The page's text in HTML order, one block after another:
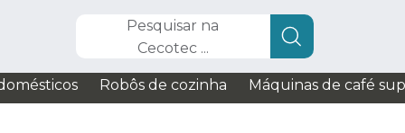
Pesquisar na
Cecotec ...
Robôs de cozinha Máquinas de café